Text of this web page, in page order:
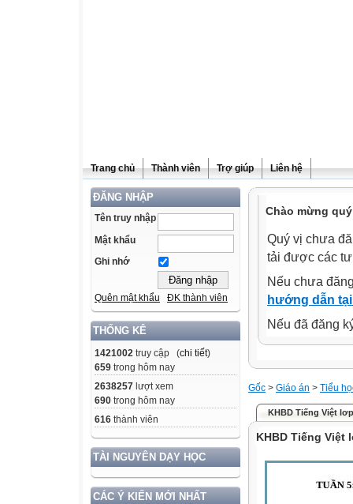
Trang chủ Thành viên Trợ giúp Liên hệ
ĐĂNG NHẬP
Tên truy nhập
Mật khẩu
Ghi nhớ
Quên mật khẩu ĐK thành viên
THỐNG KÊ
1421002 truy cập (chi tiết)
659 trong hôm nay
2638257 lượt xem
690 trong hôm nay
616 thành viên
TÀI NGUYÊN DẠY HỌC
CÁC Ý KIẾN MỚI NHẤT
Chào mừng
Quý vị chưa
tải được các
Nếu chưa
hướng dẫn
Nếu đã đăng
Gốc > Giáo án > Tiểu
KHBD Tiếng Việt
KHBD Tiếng Việt